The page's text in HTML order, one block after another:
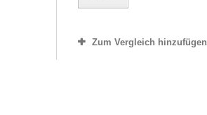
Zum Vergleich hinzufügen